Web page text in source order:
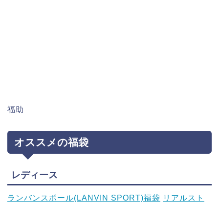
福助
オススメの福袋
レディース
ランバンスポール(LANVIN SPORT)福袋 リアルスト